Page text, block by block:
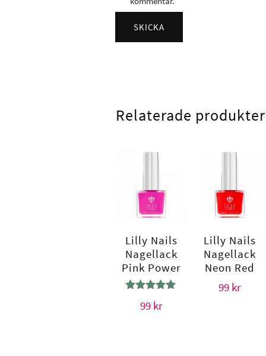
Relaterade produkter
Lilly Nails
Nagellack
Pink Power
5.00
99 kr
Lilly Nails
Nagellack
Neon Red
99 kr